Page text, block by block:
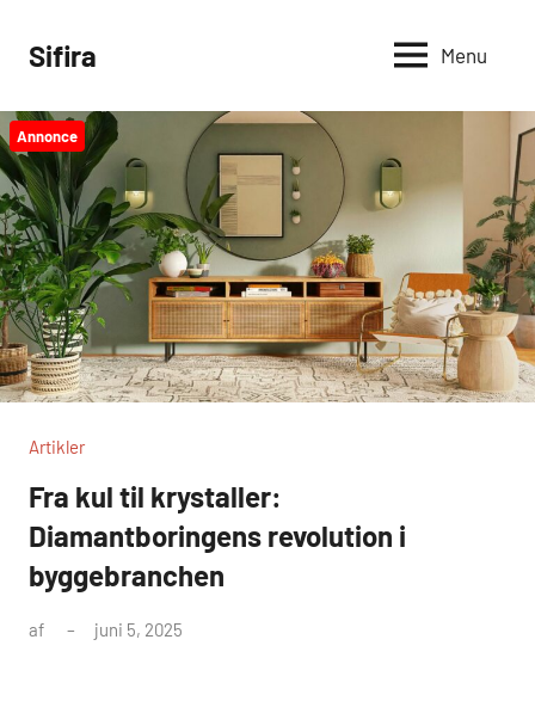
Sifira Menu
Annonce
Artikler
Fra kul til krystaller:
Diamantboringens revolution i
byggebranchen
af juni 5, 2025